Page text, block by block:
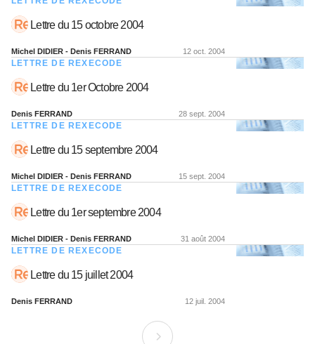
Lettre du 15 octobre 2004
Michel DIDIER - Denis FERRAND 12 oct. 2004
LETTRE DE REXECODE
Lettre du 1er Octobre 2004
Denis FERRAND 28 sept. 2004
LETTRE DE REXECODE
Lettre du 15 septembre 2004
Michel DIDIER - Denis FERRAND 15 sept. 2004
LETTRE DE REXECODE
Lettre du 1er septembre 2004
Michel DIDIER - Denis FERRAND 31 août 2004
LETTRE DE REXECODE
Lettre du 15 juillet 2004
Denis FERRAND 12 juil. 2004